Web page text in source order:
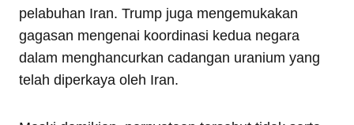
pelabuhan Iran. Trump juga mengemukakan
gagasan mengenai koordinasi kedua negara
dalam menghancurkan cadangan uranium yang
telah diperkaya oleh Iran.